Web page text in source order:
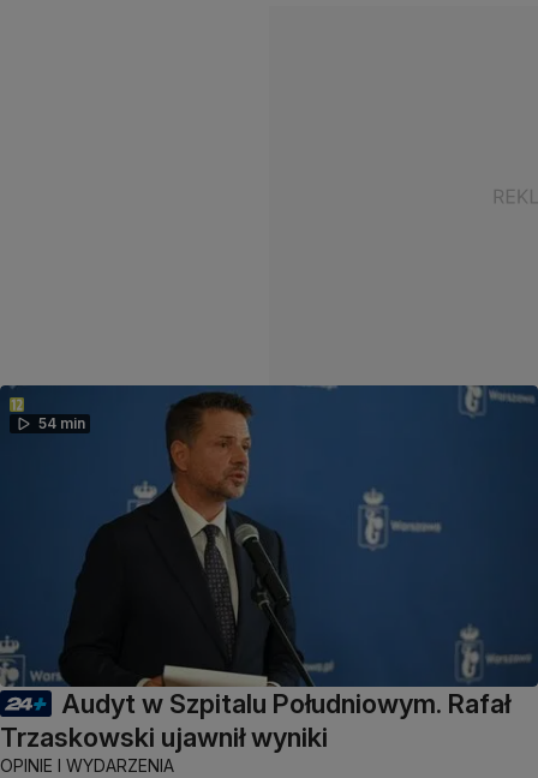
54 min
Audyt w Szpitalu Południowym. Rafał
Trzaskowski ujawnił wyniki
OPINIE I WYDARZENIA